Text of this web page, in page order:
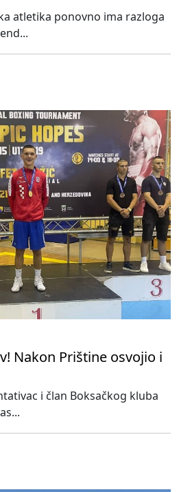
atletika ponovno ima razloga
Nakon Prištine osvojio i
i član Boksačkog kluba